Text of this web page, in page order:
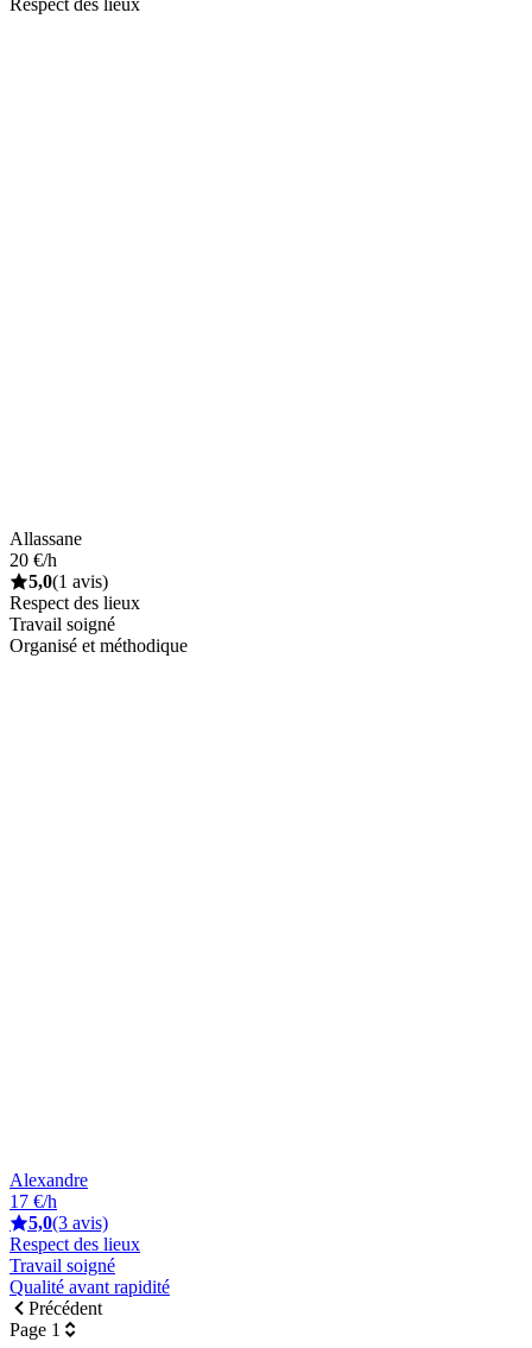
Allassane
20 €/h
5,0(1 avis)
Respect des lieux
Travail soigné
Organisé et méthodique
Alexandre
17 €/h
5,0(3 avis)
Respect des lieux
Travail soigné
Qualité avant rapidité
Précédent
Page 1